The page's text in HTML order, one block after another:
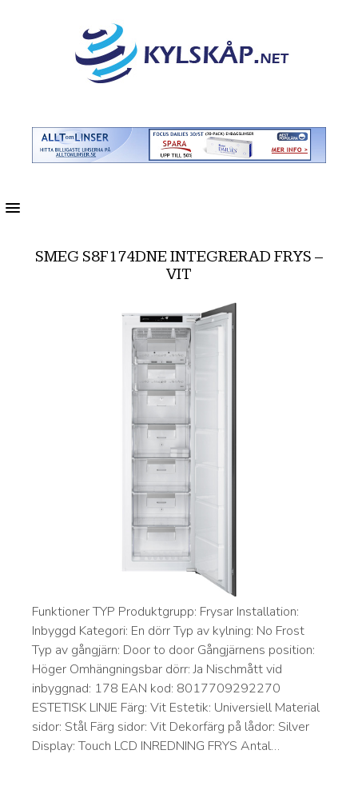
MENU
SMEG S8F174DNE INTEGRERAD FRYS –
VIT
Funktioner TYP Produktgrupp: Frysar Installation:
Inbyggd Kategori: En dörr Typ av kylning: No Frost
Typ av gångjärn: Door to door Gångjärnens position:
Höger Omhängningsbar dörr: Ja Nischmått vid
inbyggnad: 178 EAN kod: 8017709292270
ESTETISK LINJE Färg: Vit Estetik: Universiell Material
sidor: Stål Färg sidor: Vit Dekorfärg på lådor: Silver
Display: Touch LCD INREDNING FRYS Antal…